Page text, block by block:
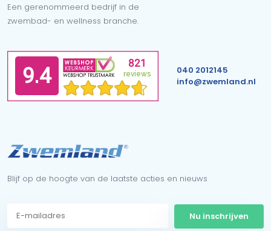
Een gerenommeerd bedrijf in de
zwembad- en wellness branche.
040 2012145
info@zwemland.nl
Blijf op de hoogte van de laatste acties en nieuws
Nu inschrijven